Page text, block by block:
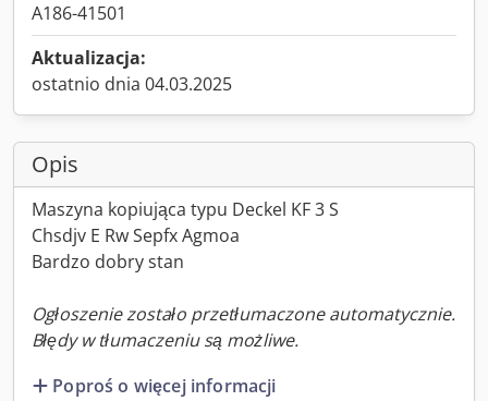
A186-41501
Aktualizacja:
ostatnio dnia 04.03.2025
Opis
Maszyna kopiująca typu Deckel KF 3 S
Chsdjv E Rw Sepfx Agmoa
Bardzo dobry stan
Ogłoszenie zostało przetłumaczone automatycznie.
Błędy w tłumaczeniu są możliwe.
Poproś o więcej informacji